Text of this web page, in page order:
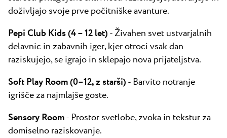
doživljajo svoje prve počitniške avanture.
Pepi Club Kids (4 – 12 let)- Živahen svet ustvarjalnih
delavnic in zabavnih iger, kjer otroci vsak dan
raziskujejo, se igrajo in sklepajo nova prijateljstva.
Soft Play Room (0–12, z starši)- Barvito notranje
igrišče za najmlajše goste.
Sensory Room- Prostor svetlobe, zvoka in tekstur za
domiselno raziskovanje.